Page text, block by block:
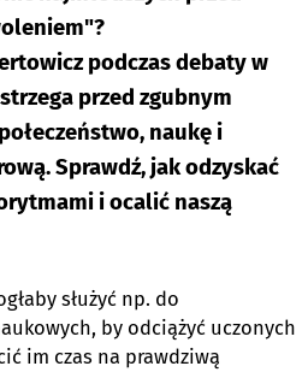
podczas debaty w
przed zgubnym
naukę i
Sprawdź, jak odzyskać
i ocalić naszą
służyć np. do
by odciążyć uczonych
im czas na prawdziwą